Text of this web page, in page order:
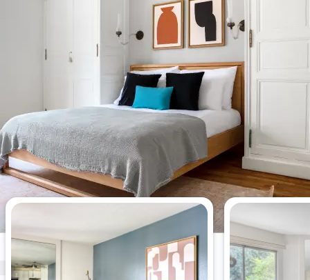
Apartamentos más vistos esta
semana